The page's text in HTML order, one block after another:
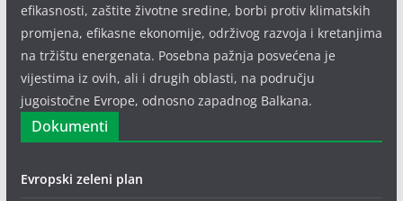
efikasnosti, zaštite životne sredine, borbi protiv klimatskih
promjena, efikasne ekonomije, održivog razvoja i kretanjima
na tržištu energenata. Posebna pažnja posvećena je
vijestima iz ovih, ali i drugih oblasti, na području
jugoistočne Evrope, odnosno zapadnog Balkana.
Dokumenti
Evropski zeleni plan